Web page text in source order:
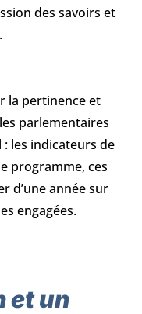
des savoirs et
la pertinence et
parlementaires
les indicateurs de
programme, ces
d’une année sur
engagées.
et un